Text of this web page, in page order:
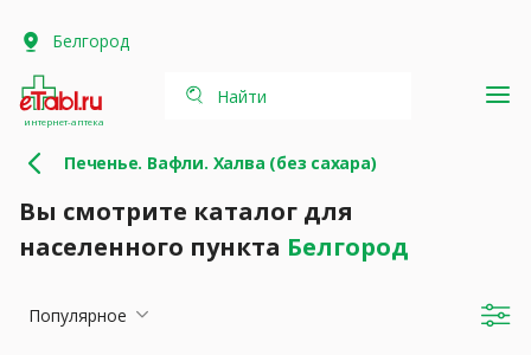
Белгород
интернет-аптека
Найти
Печенье. Вафли. Халва (без сахара)
Вы смотрите каталог для
населенного пункта Белгород
Популярное